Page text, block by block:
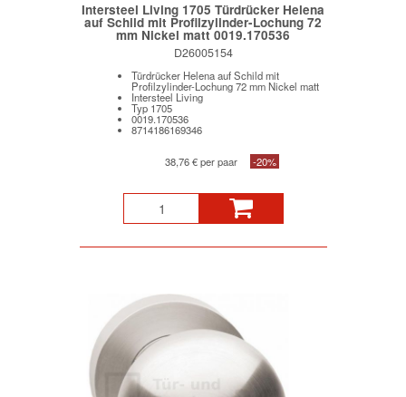
Intersteel Living 1705 Türdrücker Helena
auf Schild mit Profilzylinder-Lochung 72
mm Nickel matt 0019.170536
D26005154
Türdrücker Helena auf Schild mit
Profilzylinder-Lochung 72 mm Nickel matt
Intersteel Living
Typ 1705
0019.170536
8714186169346
38,76 € per paar -20%